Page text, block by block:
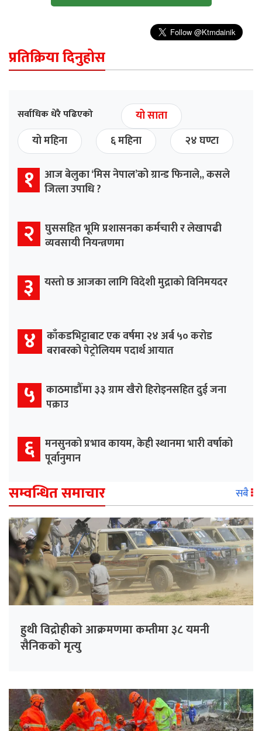
प्रतिक्रिया दिनुहोस
सर्वाधिक धेरै पढिएको
यो साता
यो महिना
६ महिना २४ घण्टा
१ आज बेलुका ‘मिस नेपाल’को ग्रान्ड फिनाले,, कसले
जित्ला उपाधि ?
२ घुससहित भूमि प्रशासनका कर्मचारी र लेखापढी
व्यवसायी नियन्त्रणमा
३ यस्तो छ आजका लागि विदेशी मुद्राको विनिमयदर
४ काँकडभिट्टाबाट एक वर्षमा २४ अर्ब ५० करोड
बराबरको पेट्रोलियम पदार्थ आयात
५ काठमाडौँमा ३३ ग्राम खैरो हिरोइनसहित दुई जना
पक्राउ
६ मनसुनको प्रभाव कायम, केही स्थानमा भारी वर्षाको
पूर्वानुमान
सम्वन्धित समाचार सबै
हुथी विद्रोहीको आक्रमणमा कम्तीमा ३८ यमनी
सैनिकको मृत्यु